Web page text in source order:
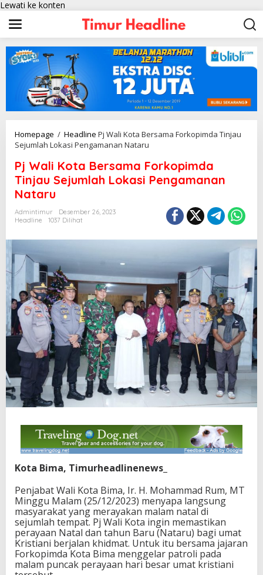
Lewati ke konten
Homepage / Headline Pj Wali Kota Bersama Forkopimda Tinjau
Sejumlah Lokasi Pengamanan Nataru
Pj Wali Kota Bersama Forkopimda
Tinjau Sejumlah Lokasi Pengamanan
Nataru
Admintimur
Desember 26, 2023
Headline
1037 Dilihat
Kota Bima, Timurheadlinenews_
Penjabat Wali Kota Bima, Ir. H. Mohammad Rum, MT
Minggu Malam (25/12/2023) menyapa langsung
masyarakat yang merayakan malam natal di
sejumlah tempat. Pj Wali Kota ingin memastikan
perayaan Natal dan tahun Baru (Nataru) bagi umat
Kristiani berjalan khidmat. Untuk itu bersama jajaran
Forkopimda Kota Bima menggelar patroli pada
malam puncak perayaan hari besar umat kristiani